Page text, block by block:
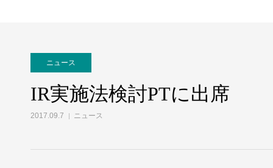
ニュース
IR実施法検討PTに出席
2017.09.7 ニュース